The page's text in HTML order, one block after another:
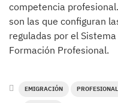
competencia
son las que configuran
reguladas por el
Formación Profesional.
EMIGRACIÓN